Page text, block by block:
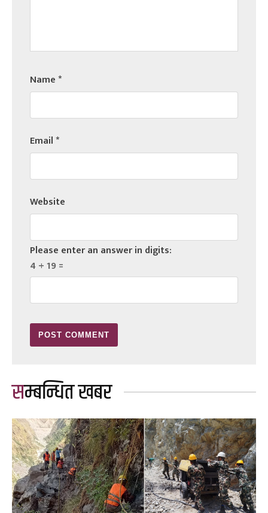
Name*
Email*
Website
Please enter an answer in digits:
4 + 19 =
सम्बन्धित खबर